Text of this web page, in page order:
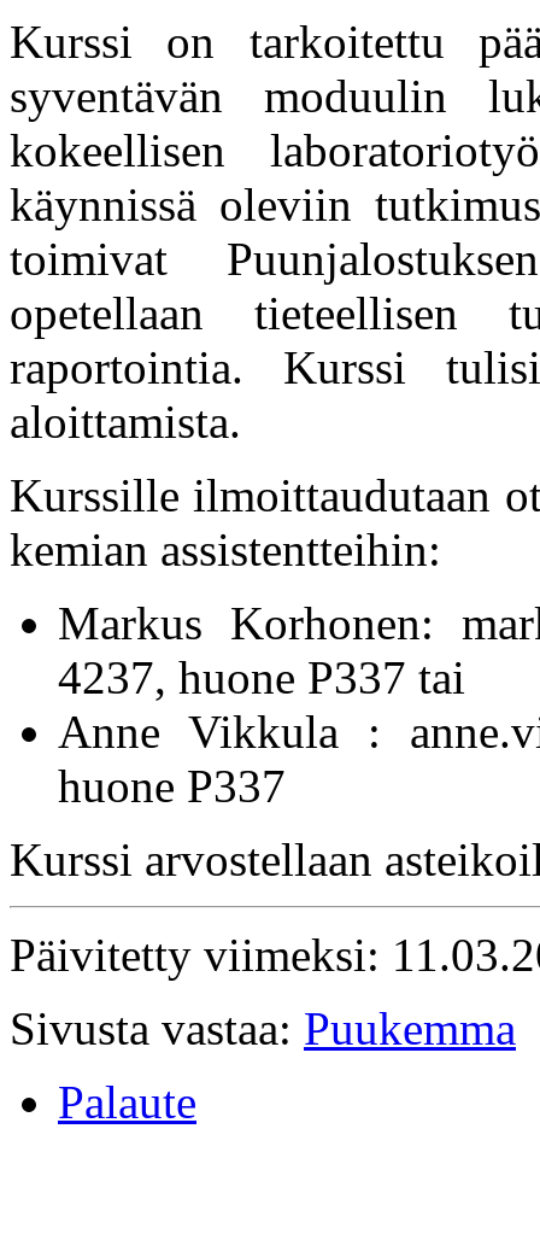
Kurssi on tarkoitettu
syventävän moduulin
kokeellisen
käynnissä oleviin
toimivat
opetellaan tieteellisen
raportointia. Kurssi
aloittamista.
Kurssille ilmoittaudutaan
kemian assistentteihin:
Markus Korhonen:
4237, huone P337 tai
Anne Vikkula :
huone P337
Kurssi arvostellaan
Päivitetty viimeksi:
Sivusta vastaa: Puukemma
Palaute